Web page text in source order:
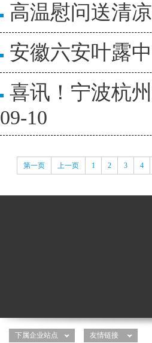
高温慰问送清
安徽六安叶露
喜讯！宁波杭
09-10
第一页 上一页 1 2 3 4